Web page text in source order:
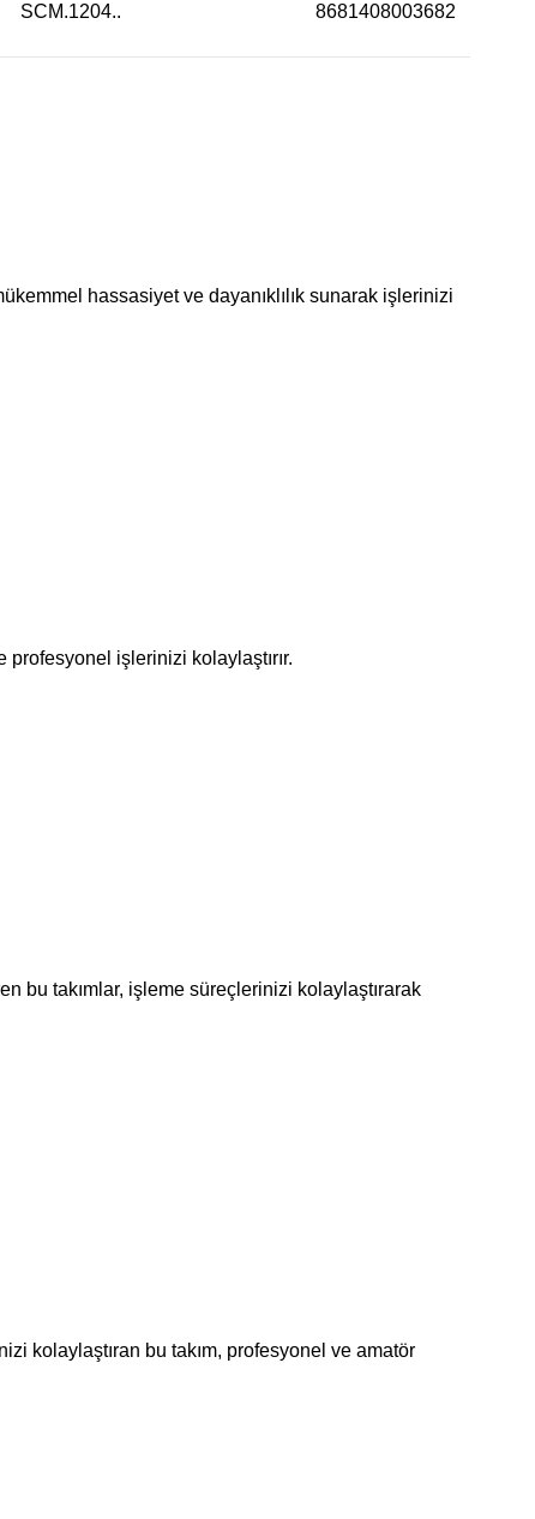
SCM.1204.. 8681408003682
hassasiyet ve dayanıklılık sunarak işlerinizi
profesyonel işlerinizi kolaylaştırır.
bu takımlar, işleme süreçlerinizi kolaylaştırarak
kolaylaştıran bu takım, profesyonel ve amatör